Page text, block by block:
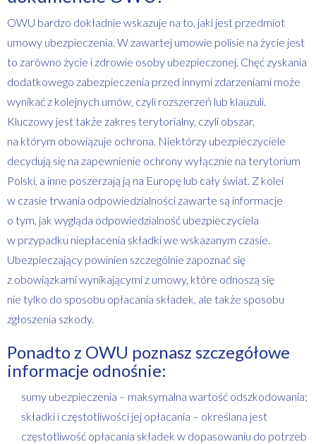
OWU bardzo dokładnie wskazuje na to, jaki jest przedmiot
umowy ubezpieczenia. W zawartej umowie polisie na życie jest
to zarówno życie i zdrowie osoby ubezpieczonej. Chęć zyskania
dodatkowego zabezpieczenia przed innymi zdarzeniami może
wynikać z kolejnych umów, czyli rozszerzeń lub klauzuli.
Kluczowy jest także zakres terytorialny, czyli obszar,
na którym obowiązuje ochrona. Niektórzy ubezpieczyciele
decydują się na zapewnienie ochrony wyłącznie na terytorium
Polski, a inne poszerzają ją na Europę lub cały świat. Z kolei
w czasie trwania odpowiedzialności zawarte są informacje
o tym, jak wygląda odpowiedzialność ubezpieczyciela
w przypadku niepłacenia składki we wskazanym czasie.
Ubezpieczający powinien szczególnie zapoznać się
z obowiązkami wynikającymi z umowy, które odnoszą się
nie tylko do sposobu opłacania składek, ale także sposobu
zgłoszenia szkody.
Ponadto z OWU poznasz szczegółowe
informacje odnośnie:
sumy ubezpieczenia – maksymalna wartość odszkodowania;
składki i częstotliwości jej opłacania – określana jest
częstotliwość opłacania składek w dopasowaniu do potrzeb